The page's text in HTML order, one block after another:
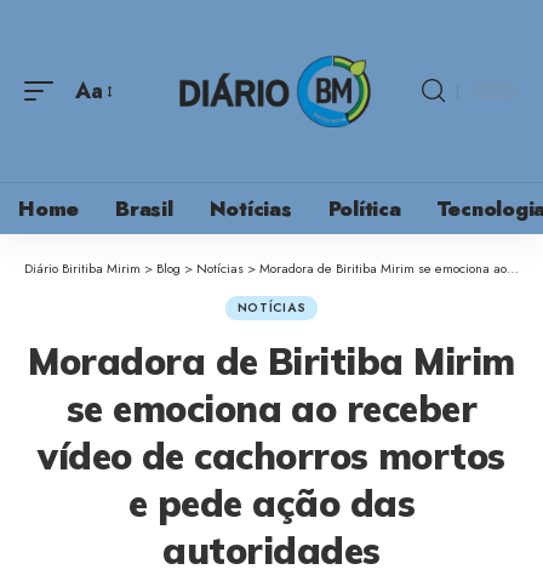
Aa
Home Brasil Notícias Política
Diário Biritiba Mirim > Blog > Notícias >Moradora de Biritiba Mirim se emociona ao receber vídeo de cachorros mortos e pede ação das autoridades
NOTÍCIAS
Moradora de Biritiba Mirim
se emociona ao receber
vídeo de cachorros mortos
e pede ação das
autoridades